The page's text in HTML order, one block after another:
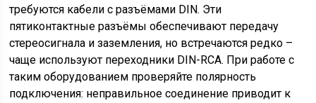
требуются кабели с разъёмами DIN. Эти
пятиконтактные разъёмы обеспечивают передачу
стереосигнала и заземления, но встречаются редко –
чаще используют переходники DIN-RCA. При работе с
таким оборудованием проверяйте полярность
подключения: неправильное соединение приводит к